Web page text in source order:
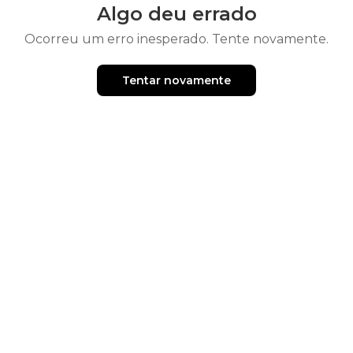
Algo deu errado
Ocorreu um erro inesperado. Tente novamente.
Tentar novamente